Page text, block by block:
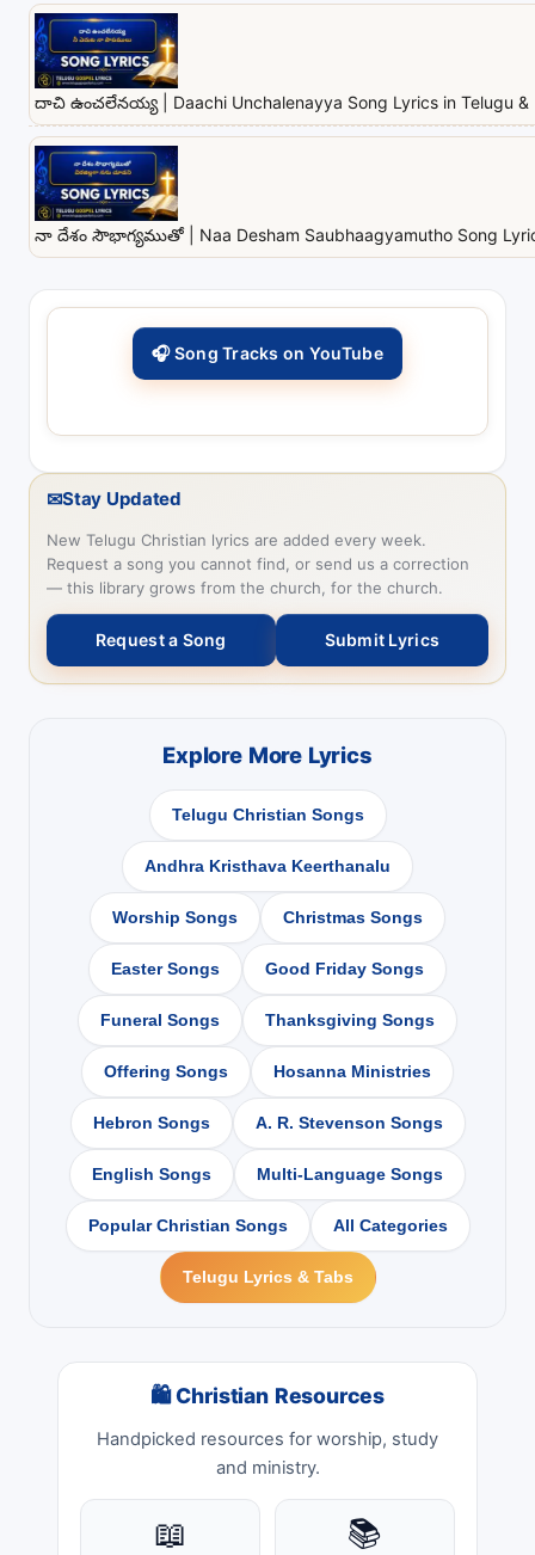
దాచి ఉంచలేనయ్య | Daachi Unchalenayya Song Lyrics in Telugu &
నా దేశం సౌభాగ్యముతో | Naa Desham Saubhaagyamutho Song
🎧 Song Tracks on YouTube
✉Stay Updated
New Telugu Christian lyrics are added every week.
Request a song you cannot find, or send us a correction
— this library grows from the church, for the church.
Request a Song Submit Lyrics
Explore More Lyrics
Telugu Christian Songs
Andhra Kristhava Keerthanalu
Worship Songs Christmas Songs
Easter Songs Good Friday Songs
Funeral Songs Thanksgiving Songs
Offering Songs Hosanna Ministries
Hebron Songs A. R. Stevenson Songs
English Songs Multi-Language Songs
Popular Christian Songs All Categories
Telugu Lyrics & Tabs
🛍 Christian Resources
Handpicked resources for worship, study
and ministry.
📖 📚